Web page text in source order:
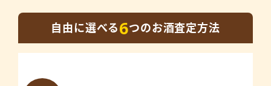
自由に選べる6つのお酒査定方法